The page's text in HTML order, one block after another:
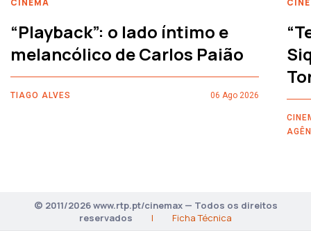
CINEMA
“Playback”: o lado íntimo e
melancólico de Carlos Paião
TIAGO ALVES 06 Ago 2026
© 2011/2026 www.rtp.pt/cinemax — Todos os direitos
reservados
| Ficha Técnica